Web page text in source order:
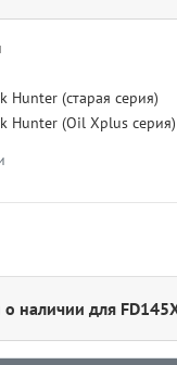
Hunter (старая серия)
Hunter (Oil Xplus серия)
наличии для